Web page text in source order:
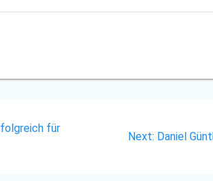
für
Next: Next
Daniel